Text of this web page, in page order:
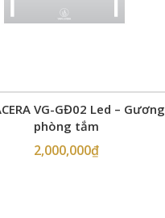
VG-GĐ02 Led – Gương
phòng tắm
2,000,000₫